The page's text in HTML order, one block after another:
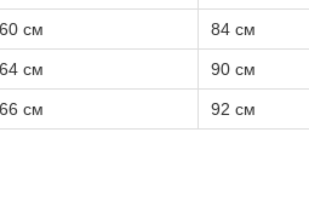
60 см 84 см
64 см 90 см
66 см 92 см